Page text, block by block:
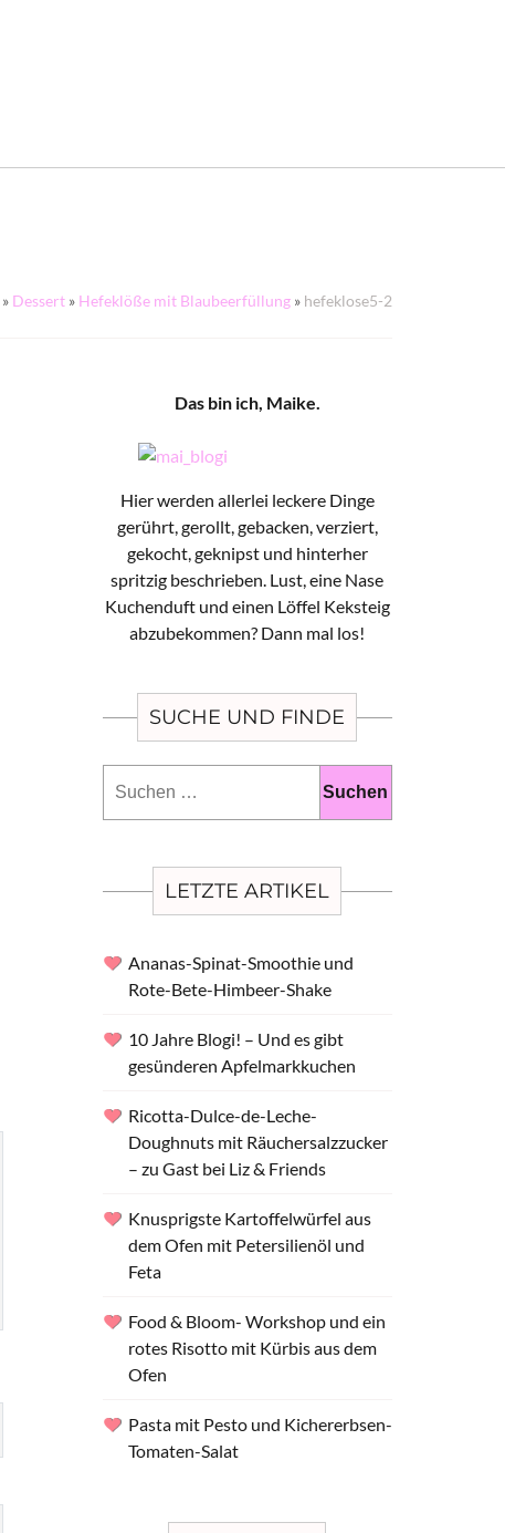
» Dessert » Hefeklöße mit Blaubeerfüllung » hefeklose5-2
Das bin ich, Maike.
Hier werden allerlei leckere Dinge
gerührt, gerollt, gebacken, verziert,
gekocht, geknipst und hinterher
spritzig beschrieben. Lust, eine Nase
Kuchenduft und einen Löffel Keksteig
abzubekommen? Dann mal los!
SUCHE UND FINDE
nach:
LETZTE ARTIKEL
Ananas-Spinat-Smoothie und
Rote-Bete-Himbeer-Shake
10 Jahre Blogi! – Und es gibt
gesünderen Apfelmarkkuchen
Ricotta-Dulce-de-Leche-
Doughnuts mit Räuchersalzzucker
– zu Gast bei Liz & Friends
Knusprigste Kartoffelwürfel aus
dem Ofen mit Petersilienöl und
Feta
Food & Bloom- Workshop und ein
rotes Risotto mit Kürbis aus dem
Ofen
Pasta mit Pesto und Kichererbsen-
Tomaten-Salat